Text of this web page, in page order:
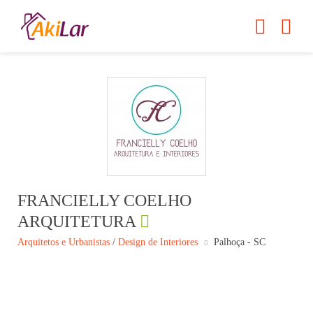
FRANCIELLY COELHO
ARQUITETURA
Arquitetos e Urbanistas / Design de Interiores Palhoça - SC